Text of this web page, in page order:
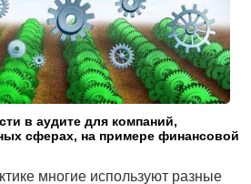
в аудите для компаний,
сферах, на примере финансовой
многие используют разные